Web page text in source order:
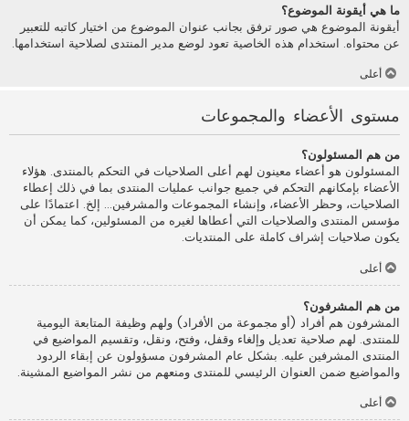
ما هي أيقونة الموضوع؟
أيقونة الموضوع هي صور ترفق بجانب عنوان الموضوع من اختيار كاتبه للتعبير
عن محتواه. استخدام هذه الخاصية تعود لوضع مدير المنتدى لصلاحية استخدامها.
أعلى
مستوى الأعضاء والمجموعات
من هم المسئولون؟
المسئولون هو أعضاء معينون لهم أعلى الصلاحيات في التحكم بالمنتدى. هؤلاء
الأعضاء بإمكانهم التحكم في جميع جوانب عمليات المنتدى بما في ذلك إعطاء
الصلاحيات، وحظر الأعضاء، وإنشاء المجموعات والمشرفين... إلخ. اعتمادًا على
مؤسس المنتدى والصلاحيات التي أعطاها لغيره من المسئولين، كما يمكن أن
يكون صلاحيات إشراف كاملة على المنتديات.
أعلى
من هم المشرفون؟
المشرفون هم أفراد (أو مجموعة من الأفراد) ولهم وظيفة المتابعة اليومية
للمنتدى. لهم صلاحية تعديل وإلغاء وقفل، وفتح، ونقل، وتقسيم المواضيع في
المنتدى المشرفين عليه. بشكل عام المشرفون مسؤولون عن إبقاء الردود
والمواضيع ضمن العنوان الرئيسي للمنتدى ومنعهم من نشر المواضيع المشينة.
أعلى